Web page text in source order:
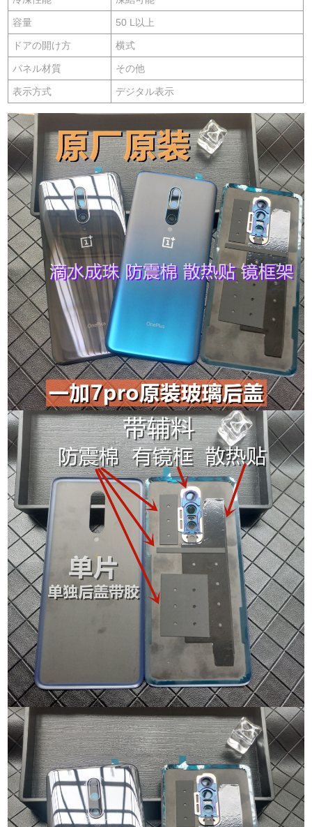
容量 50 L以上
ドアの開け方 横式
パネル材質 その他
表示方式 デジタル表示